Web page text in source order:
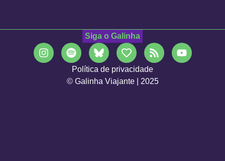
Siga o Galinha
Política de privacidade
© Galinha Viajante | 2025